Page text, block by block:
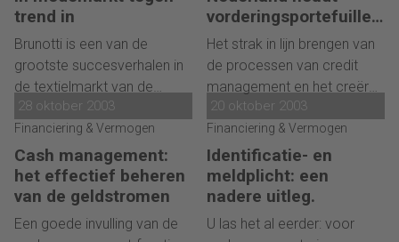
wonde.
gelooft dat een laks
debiteurenbeheer het begin
van het einde kan zijn. Want
dat was het wel voor het
familiebedrijf, waar een
ontoereikend financieel
einde inluidde.
dat de artiesten en
producenten van die muziek
recht hebben op een
vergoeding. Met dank aan
de Stichting ter Exploitatie
van Naburige Rechten
trend in
Brunotti is een van de
grootste succesverhalen in
de textielmarkt van de
afgelopen jaren. Met een
spectaculaire en
tegelijkertijd steeds
winstgevende groei is in zes
jaar tijd een merk
opgebouwd, dat met
succes nu ook buiten
vorderingsportefuille
klein
Het strak in lijn brengen van
de processen van credit
management en het creëren
van een
controlmechanisme. Dat
waren de belangrijkste
uitdagingen voor LeasePlan
Nederland dat opereert in
een van de meest
concurrerende sectoren.
28 oktober 2003
Financiering & Vermogen
Cash management:
het effectief beheren
van de geldstromen
Een goede invulling van de
20 oktober 2003
Financiering & Vermogen
Identificatie- en
meldplicht: een
nadere uitleg.
U las het al eerder: voor